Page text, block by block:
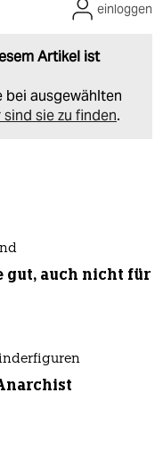
Artikel ist
ausgewählten
sind sie zu finden.
einloggen
gut, auch nicht für